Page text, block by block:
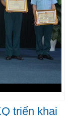
triển khai